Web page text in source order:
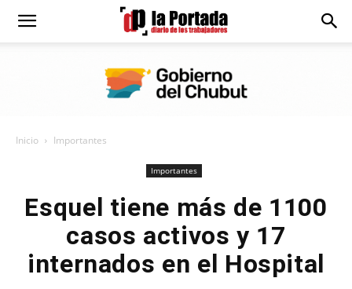
Diario
Inicio Importantes
Importantes
Esquel tiene más de 1100
casos activos y 17
internados en el Hospital